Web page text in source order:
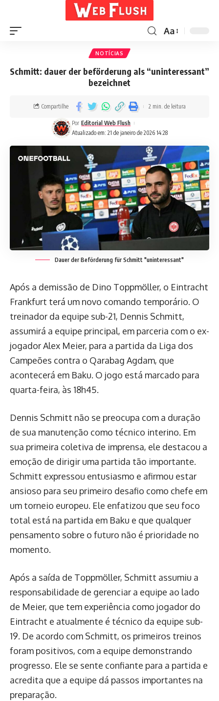
Aa
NOTÍCIAS
Schmitt: dauer der beförderung als “uninteressant”
bezeichnet
Atualizado em: 21 de janeiro de 2026 14:28
Por Editorial Web Flush
Compartilhe 2 min. de leitura
Dauer der Beförderung für Schmitt "uninteressant"
Após a demissão de Dino Toppmöller, o Eintracht
Frankfurt terá um novo comando temporário. O
treinador da equipe sub-21, Dennis Schmitt,
assumirá a equipe principal, em parceria com o ex-
jogador Alex Meier, para a partida da Liga dos
Campeões contra o Qarabag Agdam, que
acontecerá em Baku. O jogo está marcado para
quarta-feira, às 18h45.
Dennis Schmitt não se preocupa com a duração
de sua manutenção como técnico interino. Em
sua primeira coletiva de imprensa, ele destacou a
emoção de dirigir uma partida tão importante.
Schmitt expressou entusiasmo e afirmou estar
ansioso para seu primeiro desafio como chefe em
um torneio europeu. Ele enfatizou que seu foco
total está na partida em Baku e que qualquer
pensamento sobre o futuro não é prioridade no
momento.
Após a saída de Toppmöller, Schmitt assumiu a
responsabilidade de gerenciar a equipe ao lado
de Meier, que tem experiência como jogador do
Eintracht e atualmente é técnico da equipe sub-
19. De acordo com Schmitt, os primeiros treinos
foram positivos, com a equipe demonstrando
progresso. Ele se sente confiante para a partida e
acredita que a equipe dá passos importantes na
preparação.